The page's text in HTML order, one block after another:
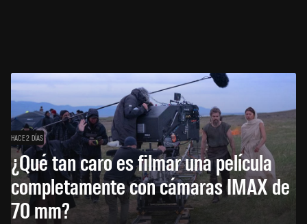
HACE 2 DÍAS
¿Qué tan caro es filmar una película
completamente con cámaras IMAX de
70 mm?